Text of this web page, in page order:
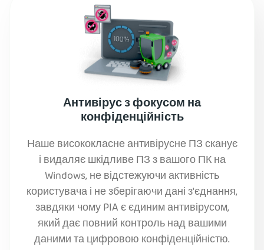
Антивірус з фокусом на
конфіденційність
Наше висококласне антивірусне ПЗ сканує
і видаляє шкідливе ПЗ з вашого ПК на
Windows, не відстежуючи активність
користувача і не зберігаючи дані з'єднання,
завдяки чому PIA є єдиним антивірусом,
який дає повний контроль над вашими
даними та цифровою конфіденційністю.